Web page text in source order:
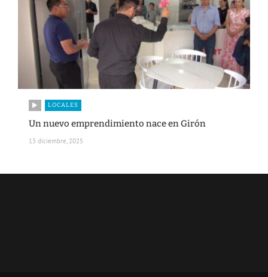
LOCALES
Un nuevo emprendimiento nace en Girón
13 diciembre, 2025